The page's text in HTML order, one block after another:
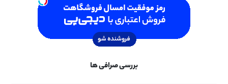
بررسی صرافی ها